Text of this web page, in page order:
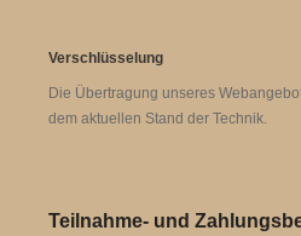
Verschlüsselung
Die Übertragung unseres
dem aktuellen Stand der Technik.
Teilnahme- und